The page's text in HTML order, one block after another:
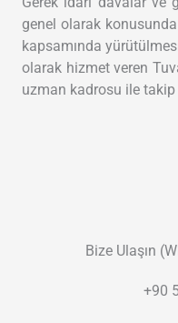
genel olarak
kapsamında
olarak hizmet veren
uzman kadrosu ile
Bize Ulaşın
+90